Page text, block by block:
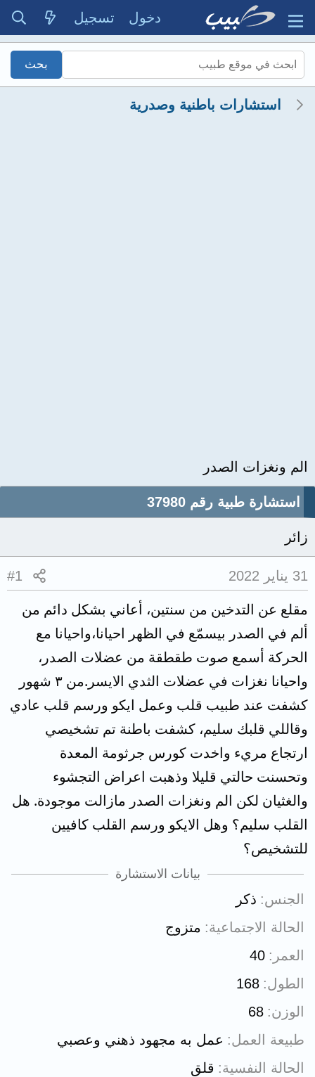
دخول تسجيل
استشارات باطنية وصدرية
الم ونغزات الصدر
استشارة طبية رقم 37980
زائر
31 يناير 2022 #1
مقلع عن التدخين من سنتين، أعاني بشكل دائم من
ألم في الصدر بيسمّع في الظهر احيانا،واحيانا مع
الحركة أسمع صوت طقطقة من عضلات الصدر،
واحيانا نغزات في عضلات الثدي الايسر.من ٣ شهور
كشفت عند طبيب قلب وعمل ايكو ورسم قلب عادي
وقاللي قلبك سليم، كشفت باطنة تم تشخيصي
ارتجاع مريء واخدت كورس جرثومة المعدة
وتحسنت حالتي قليلا وذهبت اعراض التجشوء
والغثيان لكن الم ونغزات الصدر مازالت موجودة. هل
القلب سليم؟ وهل الايكو ورسم القلب كافيين
للتشخيص؟
بيانات الاستشارة
الجنس ذكر
الحالة الاجتماعية
متزوج
العمر
40
الطول 168
الوزن 68
طبيعة العمل
عمل به مجهود ذهني وعصبي
الحالة النفسية
قلق